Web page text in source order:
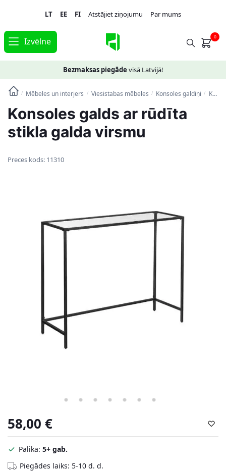
navigation
content
LT EE FI Atstājiet ziņojumu Par mums
Izvēlne 0
Bezmaksas piegāde visā Latvijā!
/ Mēbeles un interjers / Viesistabas mēbeles / Konsoles galdiņi / Konsoles galds ar rūdīta stikla galda virsmu
Konsoles galds ar rūdīta
stikla galda virsmu
Preces kods: 11310
58,00 €
Palika: 5+ gab.
Piegādes laiks: 5-10 d. d.